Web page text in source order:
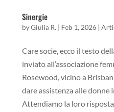
Sinergie
byGiulia R. | Feb 1, 2026|
Care socie, ecco il testo
inviato all’associazione
Rosewood, vicino a
dare assistenza alle donne
Attendiamo la loro